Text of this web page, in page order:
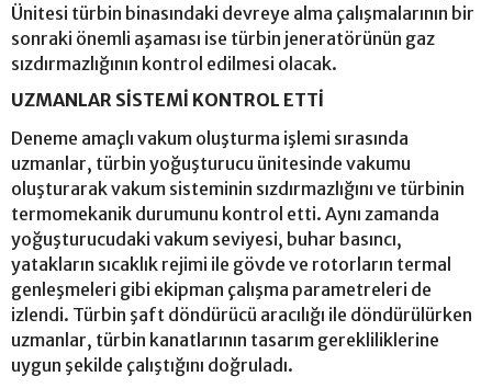
Ünitesi türbin binasındaki devreye alma çalışmalarının bir
sonraki önemli aşaması ise türbin jeneratörünün gaz
sızdırmazlığının kontrol edilmesi olacak.
UZMANLAR SİSTEMİ KONTROL ETTİ
Deneme amaçlı vakum oluşturma işlemi sırasında
uzmanlar, türbin yoğuşturucu ünitesinde vakumu
oluşturarak vakum sisteminin sızdırmazlığını ve türbinin
termomekanik durumunu kontrol etti. Aynı zamanda
yoğuşturucudaki vakum seviyesi, buhar basıncı,
yatakların sıcaklık rejimi ile gövde ve rotorların termal
genleşmeleri gibi ekipman çalışma parametreleri de
izlendi. Türbin şaft döndürücü aracılığı ile döndürülürken
uzmanlar, türbin kanatlarının tasarım gerekliliklerine
uygun şekilde çalıştığını doğruladı.